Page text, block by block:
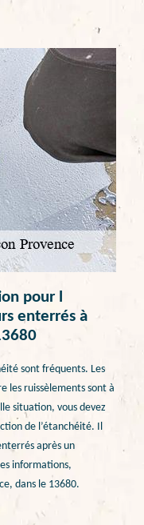
pour l
enterrés à
sont fréquents. Les
les ruissèlements sont à
situation, vous devez
de l’étanchéité. Il
après un
informations,
dans le 13680.